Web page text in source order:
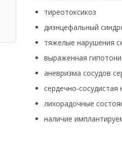
тиреотоксикоз
диэнцефальный
тяжелые нарушения
выраженная
аневризма сосудов
сердечно-сосудистая
лихорадочные
наличие